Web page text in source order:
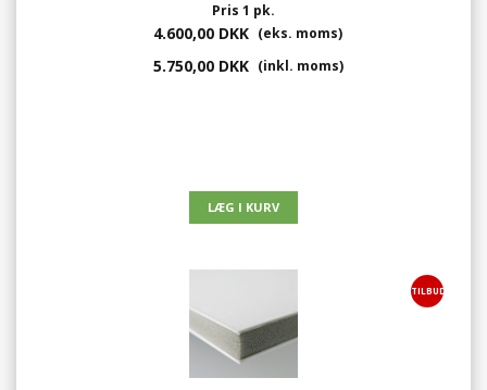
Pris 1 pk.
4.600,00 DKK (eks. moms)
5.750,00 DKK (inkl. moms)
TILBUD